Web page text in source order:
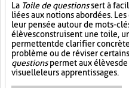
La Toile de questionssert à
liées aux notions abordées.
leur pensée autour de mots-
élèves construisent une toile,
permettent de clarifier
problème ou de réviser
questionspermet aux élèves
visuelle leurs apprentissages.